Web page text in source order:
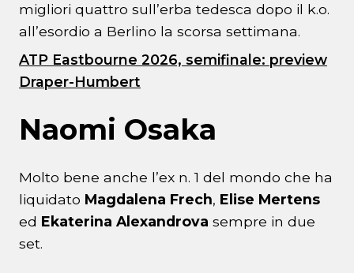
migliori quattro sull’erba tedesca dopo il k.o.
all’esordio a Berlino la scorsa settimana.
ATP Eastbourne 2026, semifinale: preview
Draper-Humbert
Naomi Osaka
Molto bene anche l’ex n. 1 del mondo che ha
liquidato Magdalena Frech, Elise Mertens
ed Ekaterina Alexandrova sempre in due
set.